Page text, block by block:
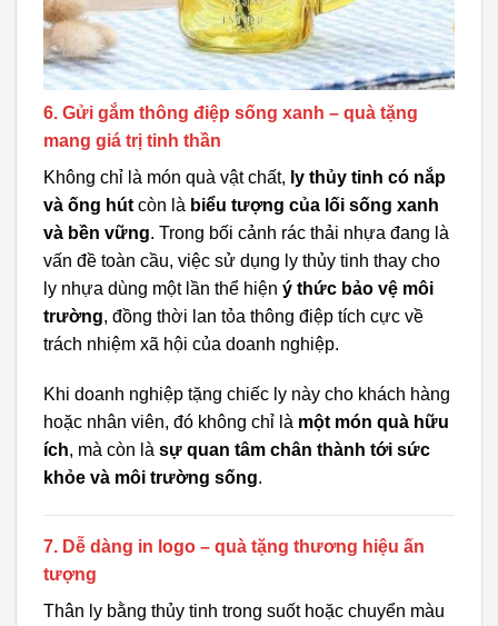
6. Gửi gắm thông điệp sống xanh – quà tặng
mang giá trị tinh thần
Không chỉ là món quà vật chất, ly thủy tinh có nắp
và ống hút còn là biểu tượng của lối sống xanh
và bền vững. Trong bối cảnh rác thải nhựa đang là
vấn đề toàn cầu, việc sử dụng ly thủy tinh thay cho
ly nhựa dùng một lần thể hiện ý thức bảo vệ môi
trường, đồng thời lan tỏa thông điệp tích cực về
trách nhiệm xã hội của doanh nghiệp.
Khi doanh nghiệp tặng chiếc ly này cho khách hàng
hoặc nhân viên, đó không chỉ là một món quà hữu
ích, mà còn là sự quan tâm chân thành tới sức
khỏe và môi trường sống.
7. Dễ dàng in logo – quà tặng thương hiệu ấn
tượng
Thân ly bằng thủy tinh trong suốt hoặc chuyển màu